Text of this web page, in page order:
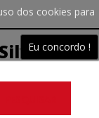
dos cookies para
Eu concordo !